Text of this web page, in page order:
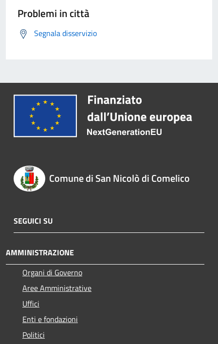
Problemi in città
Segnala disservizio
Comune di San Nicolò di Comelico
SEGUICI SU
AMMINISTRAZIONE
Organi di Governo
Aree Amministrative
Uffici
Enti e fondazioni
Politici